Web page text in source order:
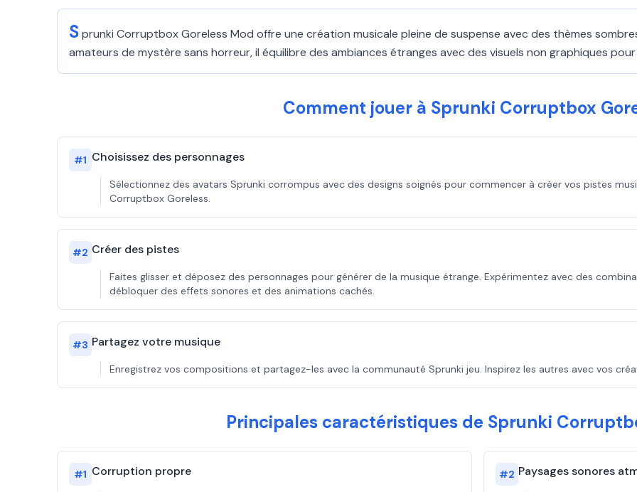
Sprunki Corruptbox Goreless Mod offre une création musicale pleine de suspense avec des thèmes
amateurs de mystère sans horreur, il équilibre des ambiances étranges avec des visuels non graphiques
Comment jouer à Sprunki Corruptbox
#1 Choisissez des personnages
Sélectionnez des avatars Sprunki corrompus avec des designs soignés pour commencer à créer vos pistes
Corruptbox Goreless.
#2 Créer des pistes
Faites glisser et déposez des personnages pour générer de la musique étrange. Expérimentez avec des
débloquer des effets sonores et des animations cachés.
#3 Partagez votre musique
Enregistrez vos compositions et partagez-les avec la communauté Sprunki jeu. Inspirez les autres avec vos
Principales caractéristiques de Sprunki
#1 Corruption propre #2 Paysages sonores